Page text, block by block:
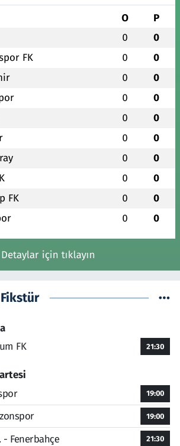
O P
0 0
FK 0 0
0 0
0 0
0 0
0 0
0 0
0 0
FK 0 0
0 0
Detaylar için tıklayın
FK
21:30
19:00
19:00
- Fenerbahçe 21:30